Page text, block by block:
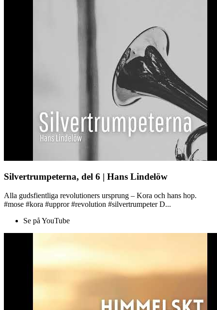
Silvertrumpeterna, del 6 | Hans Lindelöw
Alla gudsfientliga revolutioners ursprung – Kora och hans hop.
#mose #kora #uppror #revolution #silvertrumpeter D...
Se på YouTube